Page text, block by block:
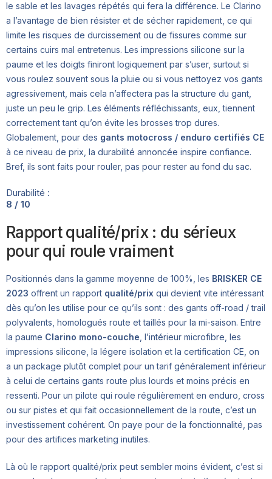
le sable et les lavages répétés qui fera la différence. Le Clarino
a l’avantage de bien résister et de sécher rapidement, ce qui
limite les risques de durcissement ou de fissures comme sur
certains cuirs mal entretenus. Les impressions silicone sur la
paume et les doigts finiront logiquement par s’user, surtout si
vous roulez souvent sous la pluie ou si vous nettoyez vos gants
agressivement, mais cela n’affectera pas la structure du gant,
juste un peu le grip. Les éléments réfléchissants, eux, tiennent
correctement tant qu’on évite les brosses trop dures.
Globalement, pour des gants motocross / enduro certifiés CE
à ce niveau de prix, la durabilité annoncée inspire confiance.
Bref, ils sont faits pour rouler, pas pour rester au fond du sac.
Durabilité :
8 / 10
Rapport qualité/prix : du sérieux
pour qui roule vraiment
Positionnés dans la gamme moyenne de 100%, les BRISKER CE
2023 offrent un rapport qualité/prix qui devient vite intéressant
dès qu’on les utilise pour ce qu’ils sont : des gants off-road / trail
polyvalents, homologués route et taillés pour la mi-saison. Entre
la paume Clarino mono-couche , l’intérieur microfibre, les
impressions silicone, la légere isolation et la certification CE, on
a un package plutôt complet pour un tarif généralement inférieur
à celui de certains gants route plus lourds et moins précis en
ressenti. Pour un pilote qui roule régulièrement en enduro, cross
ou sur pistes et qui fait occasionnellement de la route, c’est un
investissement cohérent. On paye pour de la fonctionnalité, pas
pour des artifices marketing inutiles.
Là où le rapport qualité/prix peut sembler moins évident, c’est si